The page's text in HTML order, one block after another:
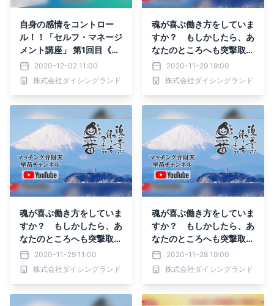
自身の感情をコントロー
ル！！「セルフ・マネージ
メント講座」 第1回目《等
身大の自己表現》講師紹介
編☆彡
2020-12-02 11:00
株式会社ダイシングランド
魂が喜ぶ働き方をしていま
すか？ もしかしたら、あ
なたのところへも突撃取材
へ行くかもしれません～天
職についての対談動画 ～
マッチング弁財天☆早苗
2020-11-29 19:00
株式会社ダイシングランド
魂が喜ぶ働き方をしていま
すか？ もしかしたら、あ
なたのところへも突撃取材
へ行くかもしれません～天
職についての対談動画 ～
マッチング弁財天☆早苗
2020-11-29 11:00
株式会社ダイシングランド
魂が喜ぶ働き方をしていま
すか？ もしかしたら、あ
なたのところへも突撃取材
へ行くかもしれません～天
職についての対談動画 ～
マッチング弁財天☆早苗
2020-11-28 19:00
株式会社ダイシングランド